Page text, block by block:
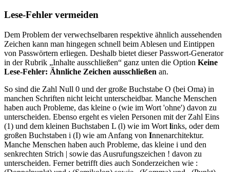
Lese-Fehler vermeiden
Dem Problem der verwechselbaren respektive ähnlich aussehenden
Zeichen kann man hingegen schnell beim Ablesen und Eintippen
von Passwörtern erliegen. Deshalb bietet dieser Passwort-Generator
in der Rubrik
Inhalte ausschließen ganz unten die Option Keine
Lese-Fehler: Ähnliche Zeichen ausschließen an.
So sind die Zahl Null 0 und der große Buchstabe O (bei Oma) in
manchen Schriften nicht leicht unterscheidbar. Manche Menschen
haben auch Probleme, das kleine o (wie im Wort 'ohne') davon zu
unterscheiden. Ebenso ergeht es vielen Personen mit der Zahl Eins
(1) und dem kleinen Buchstaben L (l) wie im Wort links, oder dem
großen Buchstaben i (I) wie am Anfang von Innenarchitektur.
Manche Menschen haben auch Probleme, das kleine i und den
senkrechten Strich | sowie das Ausrufungszeichen ! davon zu
unterscheiden. Ferner betrifft dies auch Sonderzeichen wie :